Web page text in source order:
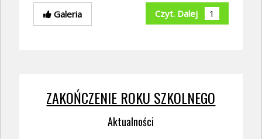
Galeria Czyt. Dalej 1
ZAKOŃCZENIE ROKU SZKOLNEGO
Aktualności